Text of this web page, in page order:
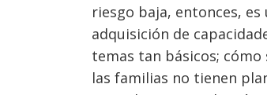
riesgo baja, entonces,
adquisición de
temas tan básicos;
las familias no tienen